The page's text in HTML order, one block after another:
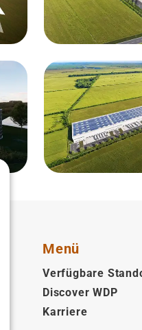
Menü
Verfügbare
Discover WDP
Karriere